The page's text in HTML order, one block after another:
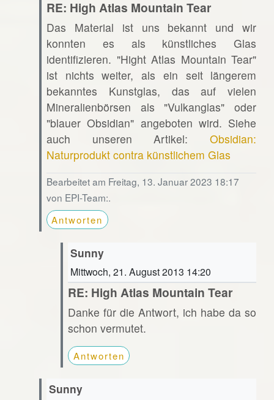
RE: High Atlas Mountain Tear
Das Material ist uns bekannt und wir
konnten es als künstliches Glas
identifizieren. "Hight Atlas Mountain Tear"
ist nichts weiter, als ein seit längerem
bekanntes Kunstglas, das auf vielen
Mineralienbörsen als "Vulkanglas" oder
"blauer Obsidian" angeboten wird. Siehe
auch unseren Artikel:Obsidian:
Naturprodukt contra künstlichem Glas
Bearbeitet am Freitag, 13. Januar 2023 18:17
von EPI-Team:.
Antworten
Sunny
Mittwoch, 21. August 2013 14:20
RE: High Atlas Mountain Tear
Danke für die Antwort, ich habe da so
schon vermutet.
Antworten
Sunny